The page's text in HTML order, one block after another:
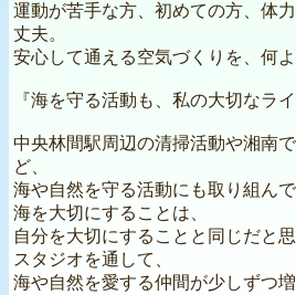
運動が苦手な方、初めての方、体
丈夫。
安心して通える空気づくりを、何
『海を守る活動も、私の大切なラ
中央林間駅周辺の清掃活動や湘南
ど、
海や自然を守る活動にも取り組んで
海を大切にすることは、
自分を大切にすることと同じだと思
スタジオを通して、
海や自然を愛する仲間が少しずつ増